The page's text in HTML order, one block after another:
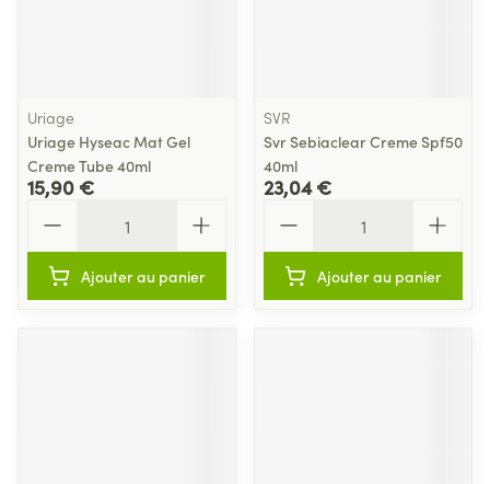
Uriage
Uriage Hyseac Mat Gel
Creme Tube 40ml
15,90 €
Ajouter au panier
SVR
Svr Sebiaclear Creme Spf50
40ml
23,04 €
Ajouter au panier